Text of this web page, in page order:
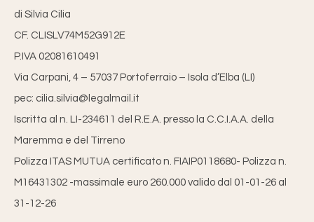
di Silvia Cilia
CF. CLISLV74M52G912E
P.IVA 02081610491
Via Carpani, 4 – 57037 Portoferraio – Isola d’Elba (LI)
pec: cilia.silvia@legalmail.it
Iscritta al n. LI-234611 del R.E.A. presso la C.C.I.A.A. della
Maremma e del Tirreno
Polizza ITAS MUTUA certificato n. FIAIP0118680- Polizza n.
M16431302 -massimale euro 260.000 valido dal 01-01-26 al
31-12-26